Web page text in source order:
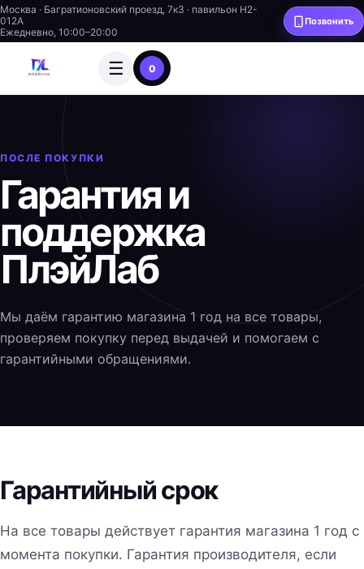
Москва · Багратионовский проезд, 7к3 · павильон H2-
012A
Ежедневно, 10:00–20:00
Позвонить
☰ 0
ПОСЛЕ ПОКУПКИ
Гарантия и
поддержка
ПлэйЛаб
Мы даём гарантию магазина 1 год на все товары,
проверяем покупку перед выдачей и помогаем с
гарантийными обращениями.
Гарантийный срок
На все товары действует гарантия магазина 1 год с
момента покупки. Гарантия производителя, если